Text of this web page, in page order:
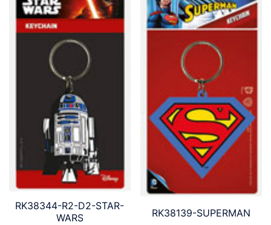
RK38344-R2-D2-STAR-
WARS
RK38139-SUPERMAN